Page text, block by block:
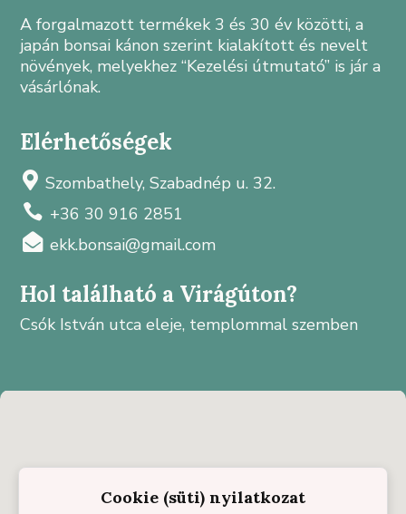
A forgalmazott termékek 3 és 30 év közötti, a
japán bonsai kánon szerint kialakított és nevelt
növények, melyekhez “Kezelési útmutató” is jár a
vásárlónak.
Elérhetőségek
 Szombathely, Szabadnép u. 32.
 +36 30 916 2851
 ekk.bonsai@gmail.com
Hol található a Virágúton?
Csók István utca eleje, templommal szemben
Cookie (süti) nyilatkozat